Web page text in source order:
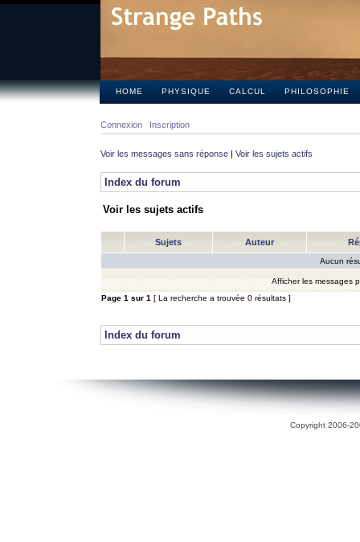
HOME PHYSIQUE CALCUL PHILOSOPHIE
Connexion Inscription
Voir les messages sans réponse | Voir les sujets actifs
Index du forum
Voir les sujets actifs
Sujets Auteur
Aucun
Afficher les messages
Page 1 sur 1 [ La recherche a trouvée 0 résultats ]
Index du forum
Copyright 2006-